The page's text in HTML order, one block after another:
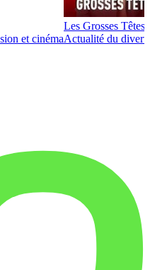
et cinéma
Les Grosses Têtes
Actualité du